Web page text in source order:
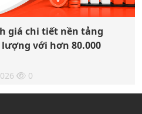
giá chi tiết nền tảng
với hơn 80.000
0